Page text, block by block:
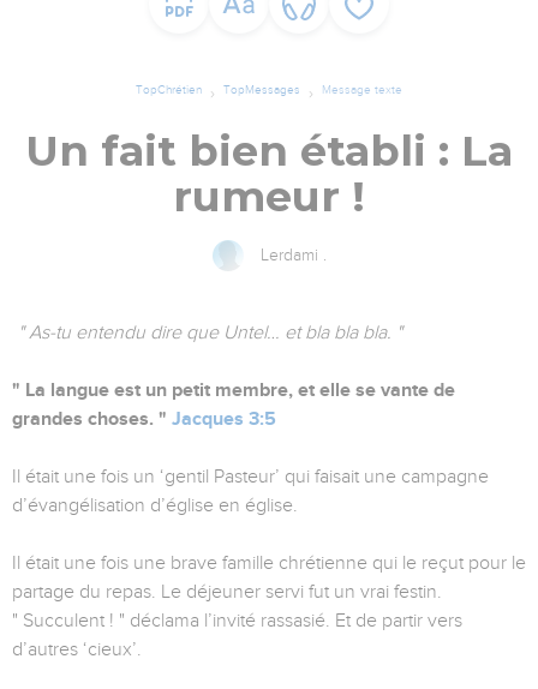
TopChrétien TopMessages Message texte
Un fait bien établi : La
rumeur !
Lerdami .
" As-tu entendu dire que Untel… et bla bla bla. "
" La langue est un petit membre, et elle se vante de
grandes choses. " Jacques 3:5
Il était une fois un ‘gentil Pasteur’ qui faisait une campagne
d’évangélisation d’église en église.
Il était une fois une brave famille chrétienne qui le reçut pour le
partage du repas. Le déjeuner servi fut un vrai festin.
" Succulent ! " déclama l’invité rassasié. Et de partir vers
d’autres ‘cieux’.